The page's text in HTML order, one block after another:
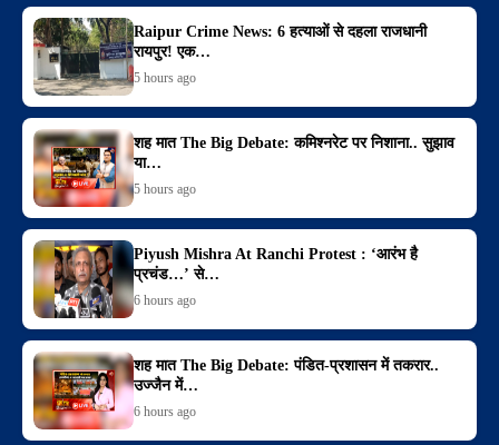
Raipur Crime News: 6 हत्याओं से दहला राजधानी
रायपुर! एक…
5 hours ago
शह मात The Big Debate: कमिश्नरेट पर निशाना.. सुझाव
या…
5 hours ago
Piyush Mishra At Ranchi Protest : ‘आरंभ है
प्रचंड…’ से…
6 hours ago
शह मात The Big Debate: पंडित-प्रशासन में तकरार..
उज्जैन में…
6 hours ago